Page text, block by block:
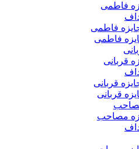
فاطمی
فاطمی
فاطمی
قربانی
قربانی
قربانی
مصاحب